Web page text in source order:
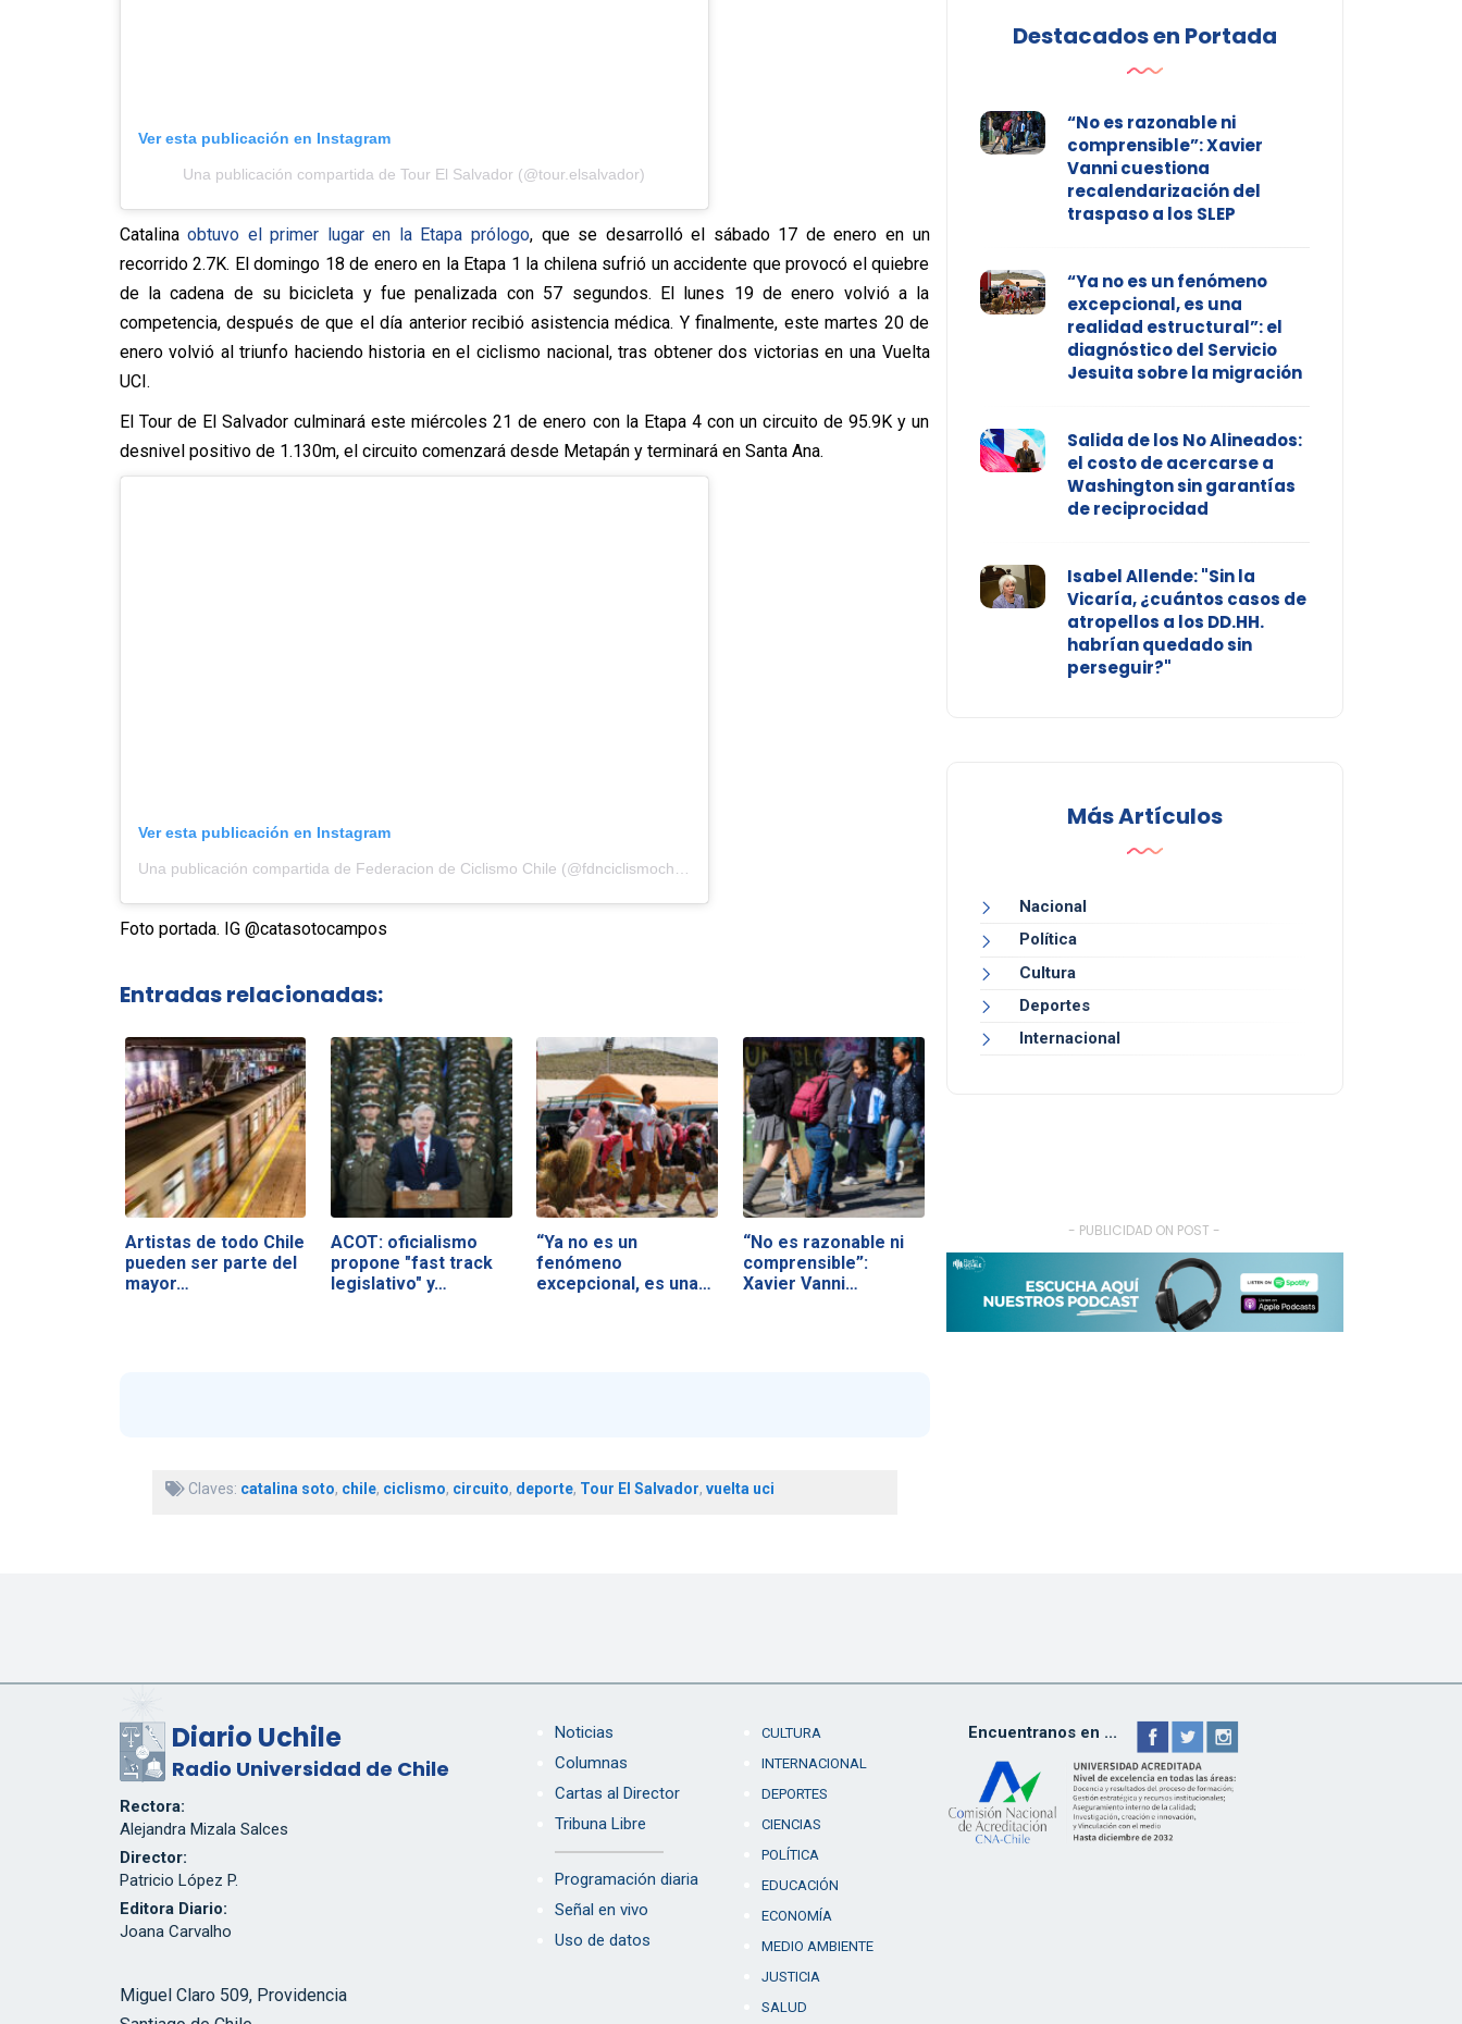
Ver esta publicación en Instagram
Una publicación compartida de Tour El Salvador (@tour.elsalvador)
Catalinaobtuvo el primer lugar en la Etapa prólogo, que se desarrolló el sábado 17 de enero en un
recorrido 2.7K. El domingo 18 de enero en la Etapa 1 la chilena sufrió un accidente que provocó el quiebre
de la cadena de su bicicleta y fue penalizada con 57 segundos. El lunes 19 de enero volvió a la
competencia, después de que el día anterior recibió asistencia médica. Y finalmente, este martes 20 de
enero volvió al triunfo haciendo historia en el ciclismo nacional, tras obtener dos victorias en una Vuelta
UCI.
El Tour de El Salvador culminará este miércoles 21 de enero con la Etapa 4 con un circuito de 95.9K y un
desnivel positivo de 1.130m, el circuito comenzará desde Metapán y terminará en Santa Ana.
Ver esta publicación en Instagram
Foto portada. IG @catasotocampos
Entradas relacionadas:
Artistas de todo Chile
pueden ser parte del
mayor…
ACOT: oficialismo
propone "fast track
legislativo" y…
“Ya no es un
fenómeno
excepcional, es una
“No es razonable ni
comprensible”:
Xavier Vanni…
Claves: catalina soto, chile, ciclismo, circuito, deporte, Tour El Salvador, vuelta uci
Destacados en Portada
“No es razonable ni
comprensible”: Xavier
Vanni cuestiona
recalendarización del
traspaso a los SLEP
“Ya no es un fenómeno
excepcional, es una
realidad estructural”: el
diagnóstico del Servicio
Jesuita sobre la migración
Salida de los No Alineados:
el costo de acercarse a
Washington sin garantías
de reciprocidad
Isabel Allende: "Sin la
Vicaría, ¿cuántos casos de
atropellos a los DD.HH.
habrían quedado sin
perseguir?"
Más Artículos
Nacional
Política
Cultura
Deportes
Internacional
- PUBLICIDAD ON POST -
Diario Uchile
Radio Universidad de Chile
Rectora:
Alejandra Mizala Salces
Director:
Patricio López P.
Editora Diario:
Joana Carvalho
Miguel Claro 509, Providencia
Noticias
Columnas
Cartas al Director
Tribuna Libre
Programación diaria
Señal en vivo
Uso de datos
CULTURA
INTERNACIONAL
DEPORTES
CIENCIAS
POLÍTICA
EDUCACIÓN
ECONOMÍA
MEDIO AMBIENTE
JUSTICIA
SALUD
Encuentranos en ...